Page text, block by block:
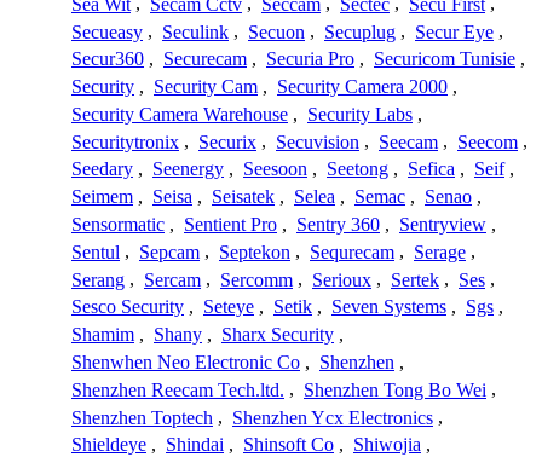
Secueasy , Seculink , Secuon , Secuplug , Secur Eye ,
Secur360 , Securecam , Securia Pro , Securicom Tunisie ,
Security , Security Cam , Security Camera 2000 ,
Security Camera Warehouse , Security Labs ,
Securitytronix , Securix , Secuvision , Seecam , Seecom ,
Seedary , Seenergy , Seesoon , Seetong , Sefica , Seif ,
Seimem , Seisa , Seisatek , Selea , Semac , Senao ,
Sensormatic , Sentient Pro , Sentry 360 , Sentryview ,
Sentul , Sepcam , Septekon , Sequrecam , Serage ,
Serang , Sercam , Sercomm , Serioux , Sertek , Ses ,
Sesco Security , Seteye , Setik , Seven Systems , Sgs ,
Shamim , Shany , Sharx Security ,
Shenwhen Neo Electronic Co , Shenzhen ,
Shenzhen Reecam Tech.ltd. , Shenzhen Tong Bo Wei ,
Shenzhen Toptech , Shenzhen Ycx Electronics ,
Shieldeye , Shindai , Shinsoft Co , Shiwojia ,